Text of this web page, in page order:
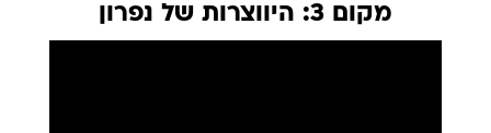
מקום 3: היווצרות של נפרון